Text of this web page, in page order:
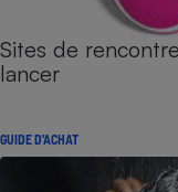
Sites de
lancer
GUIDE D'ACHAT